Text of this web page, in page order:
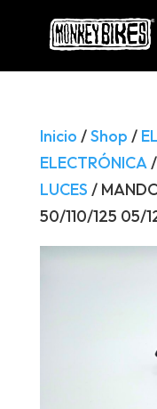
Búsqueda
productos
Inicio /Shop /
ELECTRÓNICA/
LUCES /
50/110/125 05/